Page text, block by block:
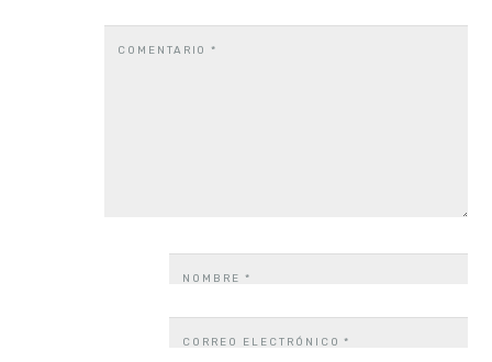
COMENTARIO*
NOMBRE*
CORREO ELECTRÓNICO*